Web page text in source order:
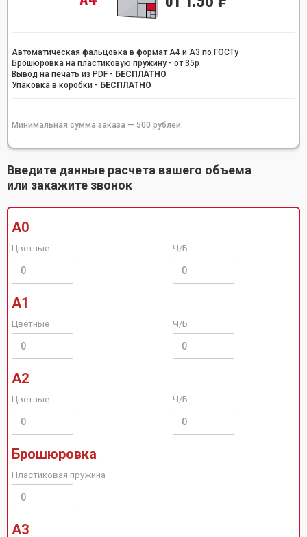
Автоматическая фальцовка в формат А4 и А3 по ГОСТу
Брошюровка на пластиковую пружину - от 35р
Вывод на печать из PDF - БЕСПЛАТНО
Упаковка в коробки - БЕСПЛАТНО
Минимальная сумма заказа — 500 рублей.
Введите данные расчета вашего объема
или закажите звонок
А0
Цветные Ч/Б
А1
Цветные Ч/Б
А2
Цветные Ч/Б
Брошюровка
Пластиковая пружина
А3